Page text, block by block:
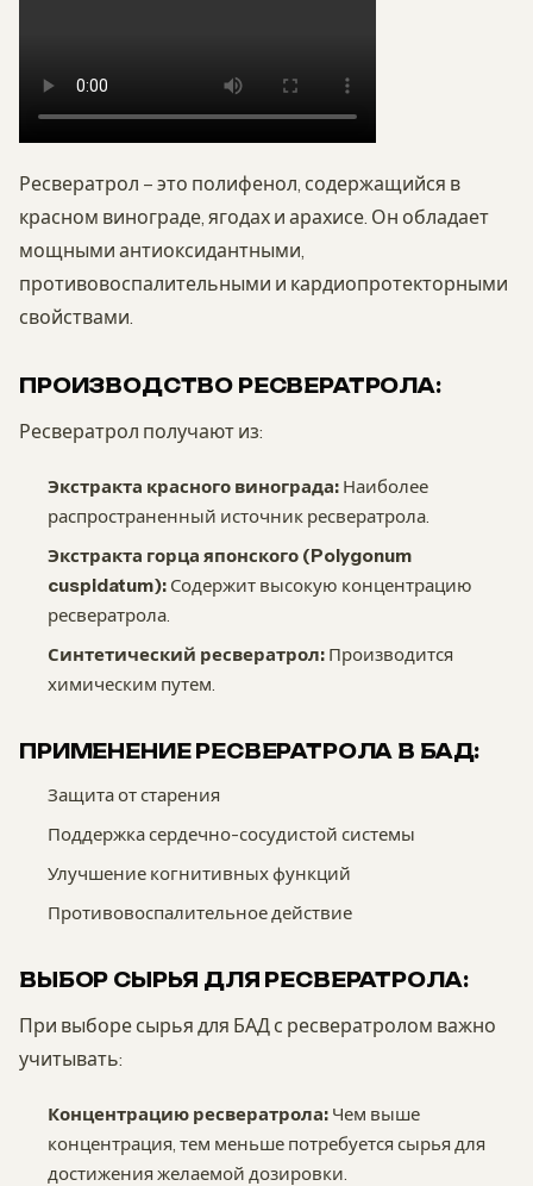
Ресвератрол – это полифенол, содержащийся в
красном винограде, ягодах и арахисе. Он обладает
мощными антиоксидантными,
противовоспалительными и кардиопротекторными
свойствами.
ПРОИЗВОДСТВО РЕСВЕРАТРОЛА:
Ресвератрол получают из:
Экстракта красного винограда: Наиболее
распространенный источник ресвератрола.
Экстракта горца японского (Polygonum
cuspidatum): Содержит высокую концентрацию
ресвератрола.
Синтетический ресвератрол: Производится
химическим путем.
ПРИМЕНЕНИЕ РЕСВЕРАТРОЛА В БАД:
Защита от старения
Поддержка сердечно-сосудистой системы
Улучшение когнитивных функций
Противовоспалительное действие
ВЫБОР СЫРЬЯ ДЛЯ РЕСВЕРАТРОЛА:
При выборе сырья для БАД с ресвератролом важно
учитывать:
Концентрацию ресвератрола: Чем выше
концентрация, тем меньше потребуется сырья для
достижения желаемой дозировки.